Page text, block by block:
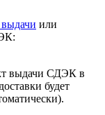
или
выдачи СДЭК в
будет